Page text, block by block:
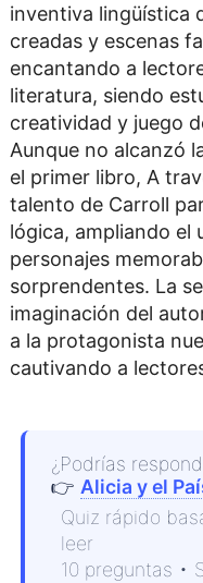
inventiva lingüística
creadas y escenas
encantando a
literatura, siendo
creatividad y juego
Aunque no alcanzó
el primer libro, A
talento de Carroll
lógica, ampliando el
personajes
sorprendentes. La
imaginación del
a la protagonista
cautivando a
¿Podrías
👉 Alicia y el
Quiz rápido
leer
10 preguntas •